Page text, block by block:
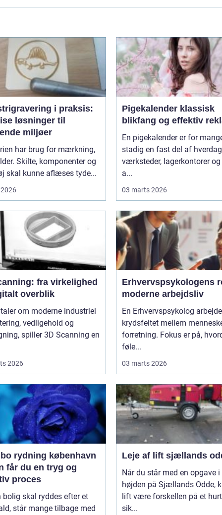
i praksis:
løsninger til
miljøer
har brug for mærkning,
Skilte, komponenter og
skal kunne aflæses tyde...
Pigekalender klassisk
blikfang og effektiv
En pigekalender er for
stadig en fast del af
værksteder, lagerkontorer
a...
03 marts 2026
fra virkelighed
overblik
om moderne industriel
vedligehold og
spiller 3D Scanning en
2026
Erhvervspsykologens
moderne arbejdsliv
En Erhvervspsykolog
krydsfeltet mellem
forretning. Fokus er på,
føle...
03 marts 2026
rydning københavn
får du en tryg og
proces
bolig skal ryddes efter et
står mange tilbage med
Leje af lift sjællands
Når du står med en opgave i
højden på Sjællands Odde,
lift være forskellen på et
sik...